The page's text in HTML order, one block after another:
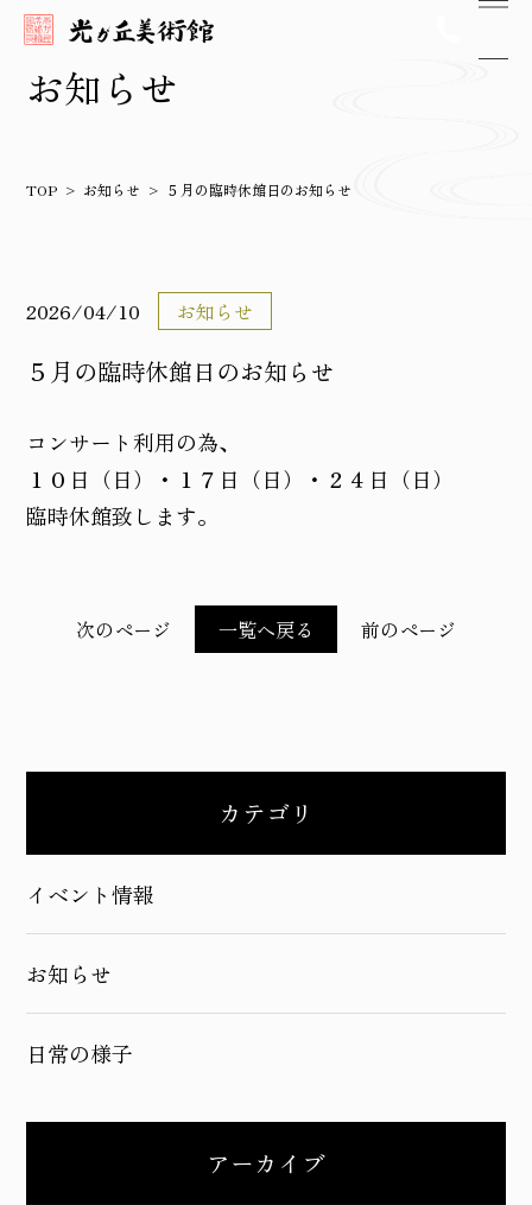
お知らせ
TOP お知らせ ５月の臨時休館日のお知らせ
2026/04/10 お知らせ
５月の臨時休館日のお知らせ
コンサート利用の為、
１０日（日）・１７日（日）・２４日（日）
臨時休館致します。
次のページ 一覧へ戻る 前のページ
カテゴリ
イベント情報
お知らせ
日常の様子
アーカイブ